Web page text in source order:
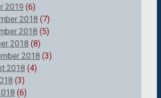
2019 (6)
2018 (7)
2018 (5)
2018 (8)
2018 (3)
2018 (4)
(3)
(6)